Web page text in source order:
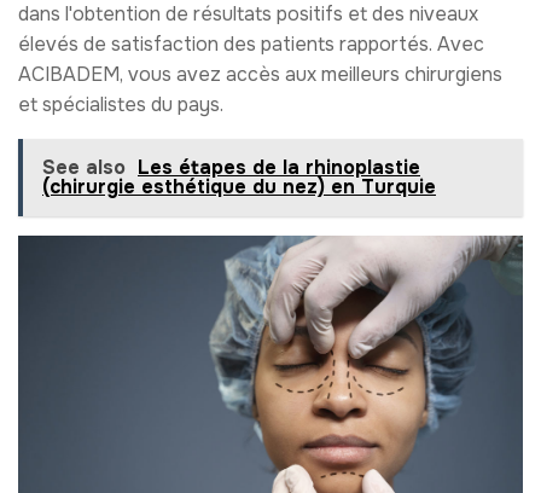
dans l'obtention de résultats positifs et des niveaux
élevés de satisfaction des patients rapportés. Avec
ACIBADEM, vous avez accès aux meilleurs chirurgiens
et spécialistes du pays.
See also Les étapes de la rhinoplastie
(chirurgie esthétique du nez) en Turquie